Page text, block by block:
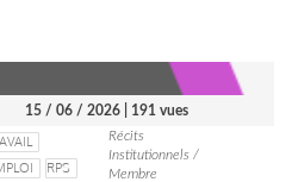
15 / 06 / 2026 | 191 vues
RPS
Récits
Institutionnels /
Membre